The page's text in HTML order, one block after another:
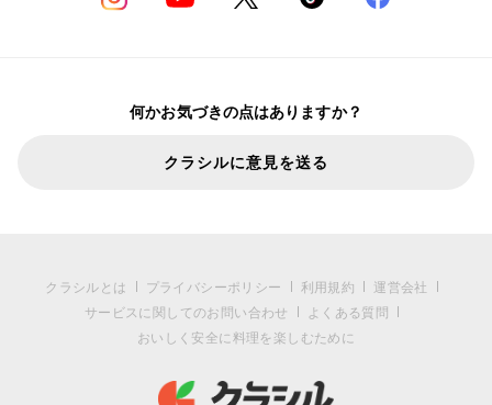
何かお気づきの点はありますか？
クラシルに意見を送る
クラシルとは プライバシーポリシー 利用規約
運営会社
サービスに関してのお問い合わせ
よくある質問
おいしく安全に料理を楽しむために